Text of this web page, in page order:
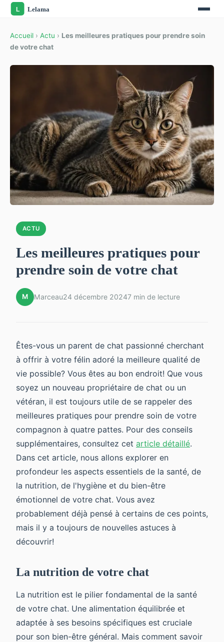
Accueil › Actu › Les meilleures pratiques pour prendre soin
de votre chat
ACTU
Les meilleures pratiques pour
prendre soin de votre chat
M Marceau24 décembre 20247 min de lecture
Êtes-vous un parent de chat passionné cherchant
à offrir à votre félin adoré la meilleure qualité de
vie possible? Vous êtes au bon endroit! Que vous
soyez un nouveau propriétaire de chat ou un
vétéran, il est toujours utile de se rappeler des
meilleures pratiques pour prendre soin de votre
compagnon à quatre pattes. Pour des conseils
supplémentaires, consultez cet article détaillé.
Dans cet article, nous allons explorer en
profondeur les aspects essentiels de la santé, de
la nutrition, de l'hygiène et du bien-être
émotionnel de votre chat. Vous avez
probablement déjà pensé à certains de ces points,
mais il y a toujours de nouvelles astuces à
découvrir!
La nutrition de votre chat
La nutrition est le pilier fondamental de la santé
de votre chat. Une alimentation équilibrée et
adaptée à ses besoins spécifiques est cruciale
pour son bien-être général. Mais comment savoir